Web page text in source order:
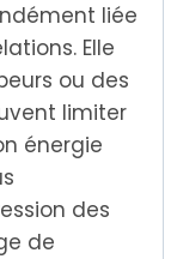
liée
Elle
ou des
limiter
énergie
des
de